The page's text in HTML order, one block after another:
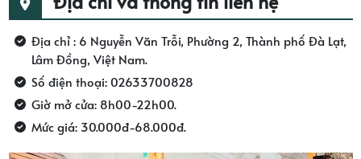
Địa chỉ : 6 Nguyễn Văn Trỗi, Phường 2, Thành phố Đà Lạt,
Lâm Đồng, Việt Nam.
Số điện thoại: 02633700828
Giờ mở cửa: 8h00-22h00.
Mức giá: 30.000đ-68.000đ.